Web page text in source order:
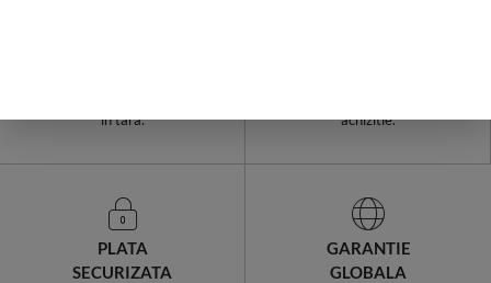
in tara.
achizitie.
PLATA
SECURIZATA
GARANTIE
GLOBALA